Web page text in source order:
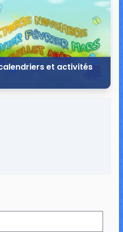
13 596 vues
et activités